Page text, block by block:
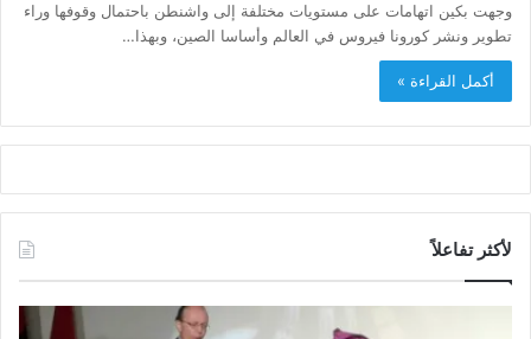
وجهت بكين اتهامات على مستويات مختلفة إلى واشنطن باحتمال وقوفها وراء
تطوير ونشر كورونا فيروس في العالم وأساسا الصين، وبهذا…
أكمل القراءة »
لأكثر تفاعلاً